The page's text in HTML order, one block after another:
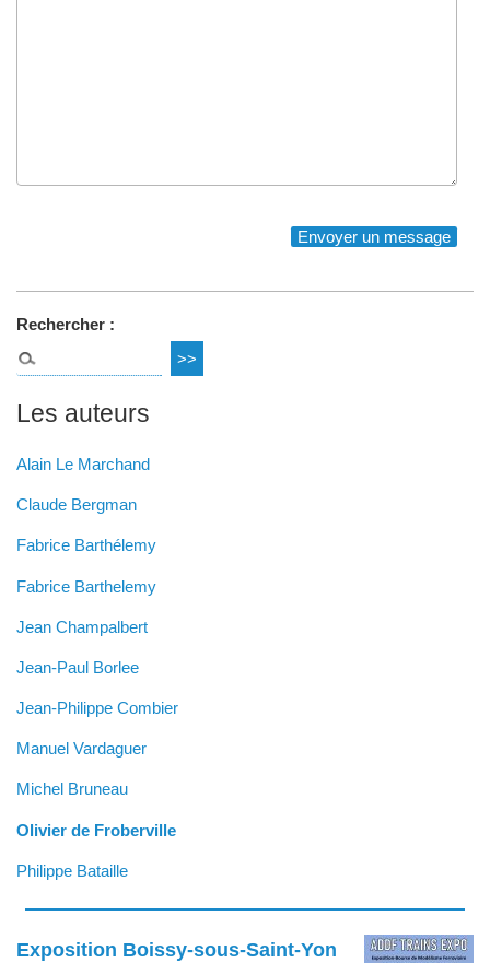
Rechercher :
Les auteurs
Alain Le Marchand
Claude Bergman
Fabrice Barthélemy
Fabrice Barthelemy
Jean Champalbert
Jean-Paul Borlee
Jean-Philippe Combier
Manuel Vardaguer
Michel Bruneau
Olivier de Froberville
Philippe Bataille
Articles les plus récents
Exposition Boissy-sous-Saint-Yon